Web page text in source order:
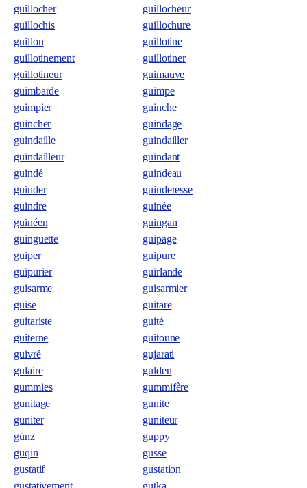
guillocher
guillocheur
guillochis
guillochure
guillon
guillotine
guillotinement
guillotiner
guillotineur
guimauve
guimbarde
guimpe
guimpier
guinche
guincher
guindage
guindaille
guindailler
guindailleur
guindant
guindé
guindeau
guinder
guinderesse
guindre
guinée
guinéen
guingan
guinguette
guipage
guiper
guipure
guipurier
guirlande
guisarme
guisarmier
guise
guitare
guitariste
guité
guiterne
guitoune
guivré
gujarati
gulaire
gulden
gummies
gummifère
gunitage
gunite
guniter
guniteur
günz
guppy
guqin
gusse
gustatif
gustation
gustativement
gutka